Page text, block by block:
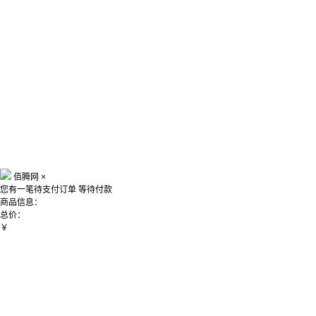
佰腾网 ×
您有一笔待支付订单 等待付款
商品信息：
总价：
￥